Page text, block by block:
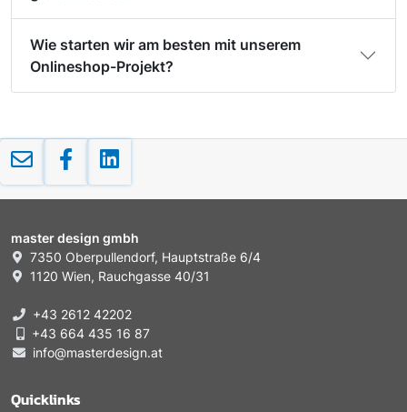
Wie starten wir am besten mit unserem
Onlineshop-Projekt?
master design gmbh
7350 Oberpullendorf, Hauptstraße 6/4
1120 Wien, Rauchgasse 40/31
+43 2612 42202
+43 664 435 16 87
info@masterdesign.at
Quicklinks